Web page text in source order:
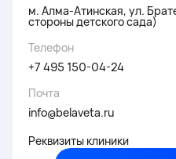
м. Алма-Атинская, ул.
стороны детского сада)
Телефон
+7 495 150-04-24
Почта
info@belaveta.ru
Реквизиты клиники